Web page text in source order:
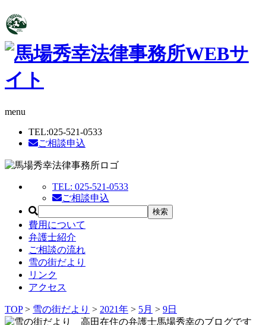
menu
TEL:025-521-0533
ご相談申込
TEL: 025-521-0533
ご相談申込
費用について
弁護士紹介
ご相談の流れ
雪の街だより
リンク
アクセス
TOP> 雪の街だより > 2021年 > 5月 > 9日